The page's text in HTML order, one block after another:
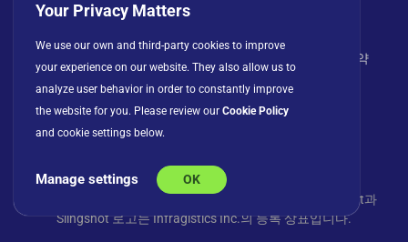
라이선스 계약
© Copyright 2026 INFRAGISTICS. 모든 권리 보유. Slingshot과
Slingshot 로고는 Infragistics Inc.의 등록 상표입니다.
Your Privacy Matters
We use our own and third-party cookies to improve
your experience on our website. They also allow us to
analyze user behavior in order to constantly improve
the website for you. Please review our Cookie Policy
and cookie settings below.
Manage settings OK